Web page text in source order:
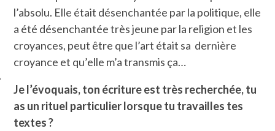
SOCIAUX
l’absolu. Elle était désenchantée par la politique, elle
a été désenchantée très jeune par la religion et les
croyances, peut être que l’art était sa dernière
croyance et qu’elle m’a transmis ça…
Je l’évoquais, ton écriture est très recherchée, tu
as un rituel particulier lorsque tu travailles tes
textes ?